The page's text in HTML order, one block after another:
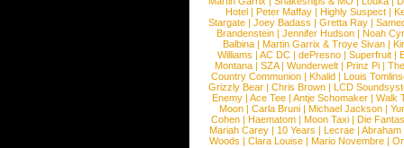
Hotel | Peter Maffay | Highly Suspect |
Stargate |Joey Badass |Gretta Ray |
Brandenstein |Jennifer Hudson |Noah
Balbina | Martin Garrix & Troye Sivan |
Williams |AC DC |dePresno |Superfruit |
Montana |SZA|Wunderwelt |Prinz Pi |
Country Communion | Khalid | Louis
Grizzly Bear | Chris Brown | LCD
Enemy | Ace Tee | Antje Schomaker | Walk
Moon |Carla Bruni |Michael Jackson |
Cohen |Haematom |Moon Taxi |Die
Mariah Carey | 10 Years | Lecrae | Abraham
Woods |Clara Louise |Mario Novembre |